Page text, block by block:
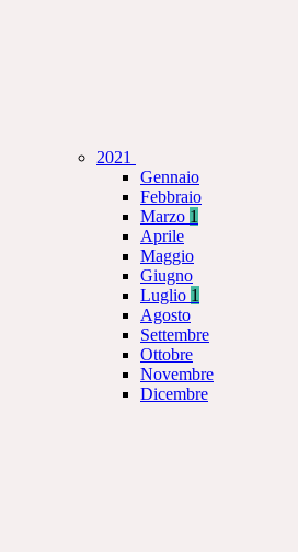
2021
Gennaio
Febbraio
Marzo 1
Aprile
Maggio
Giugno
Luglio 1
Agosto
Settembre
Ottobre
Novembre
Dicembre